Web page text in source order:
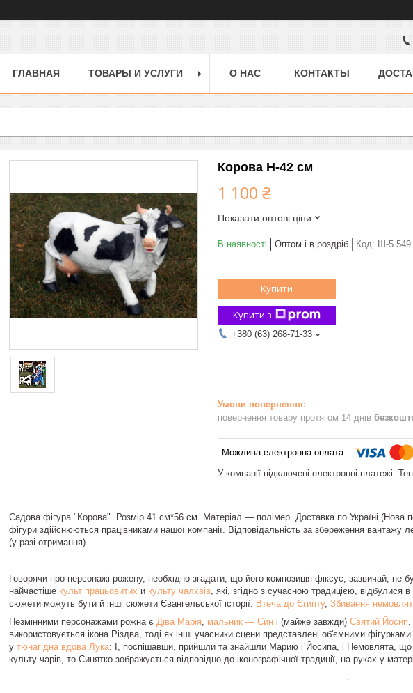
ГЛАВНАЯ ТОВАРЫ И УСЛУГИ О НАС КОНТАКТЫ
Корова H-42 см
1 100 ₴
Показати оптові ціни
В наявності Оптом і в роздріб Код: Ш-5.549
Купити
Купити з
+380 (63) 268-71-33
повернення товару протягом 14 днів
У компанії підключені електронні платежі.
Садова фігура "Корова". Розмір 41 см*56 см. Матеріал — полімер. Доставка по Україні (Нова
фігури здійснюються працівниками нашої компанії. Відповідальність за збереження
(у разі отримання).
Говорячи про персонажі рожену, необхідно згадати, що його композиція фіксує, зазвичай, не
найчастіше культ працьовитих и культу чалхвів , які, згідно з сучасною традицією, відбулися
сюжети можуть бути й інші сюжети Євангельської історії: Втеча до Єгипту, Збивання немовлят
Незмінними персонажами рожна є Діва Марія мальник — Син і (майже завжди) Святий Йосип
використовується ікона Різдва, тоді як інші учасники сцени представлені об'ємними
у тюнагідна вдова Лука: І, поспішавши, прийшли та знайшли Марию і Йосипа, і Немовлята,
культу чарів, то Синятко зображується відповідно до іконографічної традиції, на руках у